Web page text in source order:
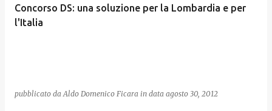
Concorso DS: una soluzione per la Lombardia e per
l'Italia
pubblicato da Aldo Domenico Ficara in data agosto 30, 2012